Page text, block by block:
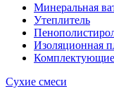
Минеральная
Утеплитель
Изоляционная
Комплектующие
Сухие смеси